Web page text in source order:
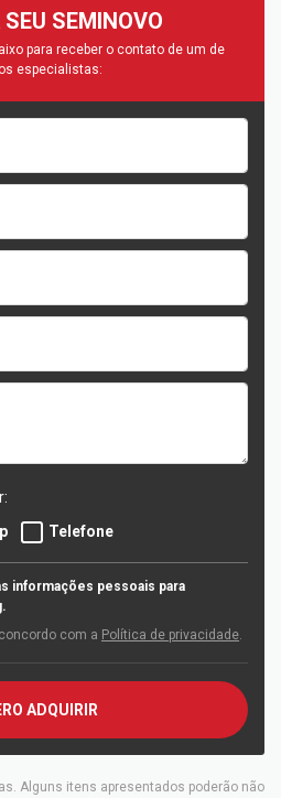
SEMINOVO
para receber o contato de um de
especialistas:
Telefone
informações pessoais para
com a Política de privacidade.
ADQUIRIR
Alguns itens apresentados poderão não